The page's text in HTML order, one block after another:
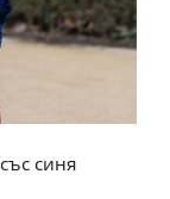
синя